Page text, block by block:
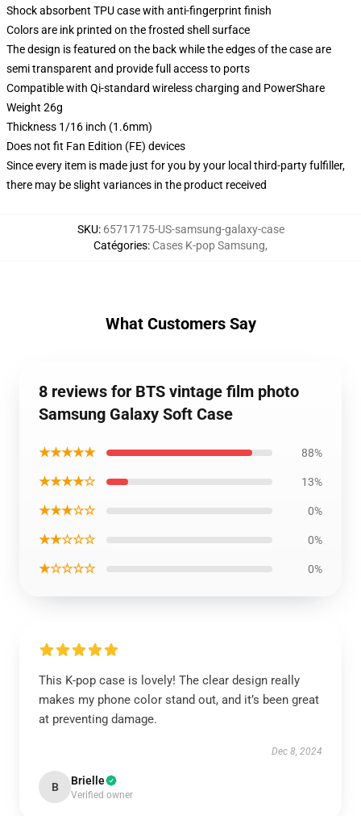
Shock absorbent TPU case with anti-fingerprint finish
Colors are ink printed on the frosted shell surface
The design is featured on the back while the edges of the case are
semi transparent and provide full access to ports
Compatible with Qi-standard wireless charging and PowerShare
Weight 26g
Thickness 1/16 inch (1.6mm)
Does not fit Fan Edition (FE) devices
Since every item is made just for you by your local third-party fulfiller,
there may be slight variances in the product received
SKU: 65717175-US-samsung-galaxy-case
Catégories: Cases K-pop Samsung,
What Customers Say
8 reviews for BTS vintage film photo
Samsung Galaxy Soft Case
★★★★★ 88%
★★★★☆ 13%
★★★☆☆ 0%
★★☆☆☆ 0%
★☆☆☆☆ 0%
This K-pop case is lovely! The clear design really
makes my phone color stand out, and it’s been great
at preventing damage.
Dec 8, 2024
B Brielle
Verified owner